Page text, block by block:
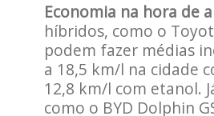
Economia na hora de
híbridos, como o
podem fazer médias
a 18,5 km/l na cidade
12,8 km/l com etanol.
como o BYD Dolphin